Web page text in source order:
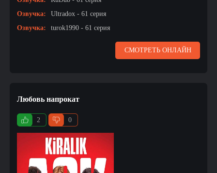
Озвучка:
Ultradox - 61 серия
Озвучка:
turok1990 - 61 серия
СМОТРЕТЬ ОНЛАЙН
Любовь напрокат
2 0